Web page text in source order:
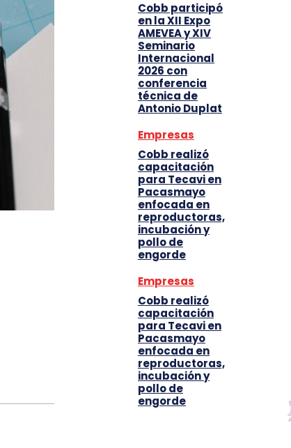
Cobb participó
en la XII Expo
AMEVEA y XIV
Seminario
Internacional
2026 con
conferencia
técnica de
Antonio Duplat
Empresas
Cobb realizó
capacitación
para Tecavi en
Pacasmayo
enfocada en
reproductoras,
incubación y
pollo de
engorde
Empresas
Cobb realizó
capacitación
para Tecavi en
Pacasmayo
enfocada en
reproductoras,
incubación y
pollo de
engorde